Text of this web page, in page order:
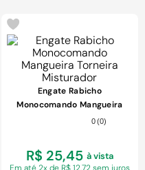
Engate Rabicho
Monocomando Mangueira
Torneira Misturador
0 (0)
R$ 25,45 à vista